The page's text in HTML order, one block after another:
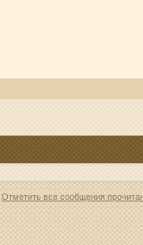
Отметить все сообщения